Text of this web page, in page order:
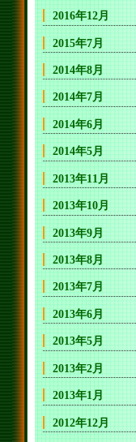
2016年12月
2015年7月
2014年8月
2014年7月
2014年6月
2014年5月
2013年11月
2013年10月
2013年9月
2013年8月
2013年7月
2013年6月
2013年5月
2013年2月
2013年1月
2012年12月